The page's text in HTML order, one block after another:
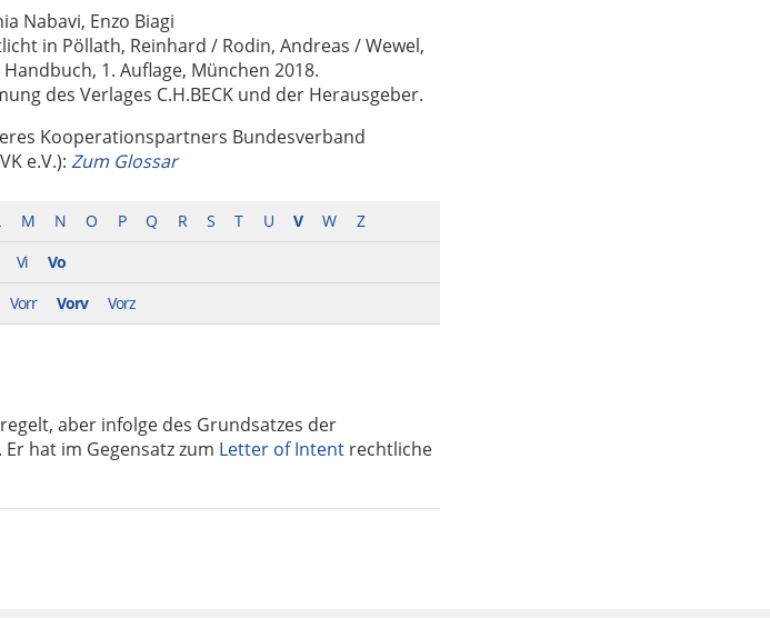
Nabavi, Enzo Biagi
in Pöllath, Reinhard / Rodin, Andreas / Wewel,
1. Auflage, München 2018.
des Verlages C.H.BECK und der Herausgeber.
Kooperationspartners Bundesverband
e.V.): Zum Glossar
M N O P Q R S T U V W
Z
Vi
Vo
Vorr Vorv Vorz
aber infolge des Grundsatzes der
hat im Gegensatz zum Letter of Intent rechtliche